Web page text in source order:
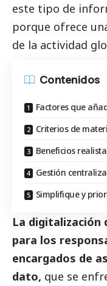
este tipo de
porque ofrece
de la actividad
Contenidos
Factores que
Criterios de
Beneficios
Gestión
Simplifique y
La digitalización
para los
encargados de
dato, que se